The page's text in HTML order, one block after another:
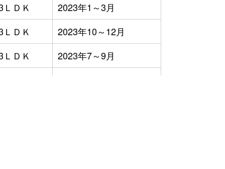
ＬＤＫ
2023年1～3月
ＬＤＫ
2023年10～12月
ＬＤＫ
2023年7～9月